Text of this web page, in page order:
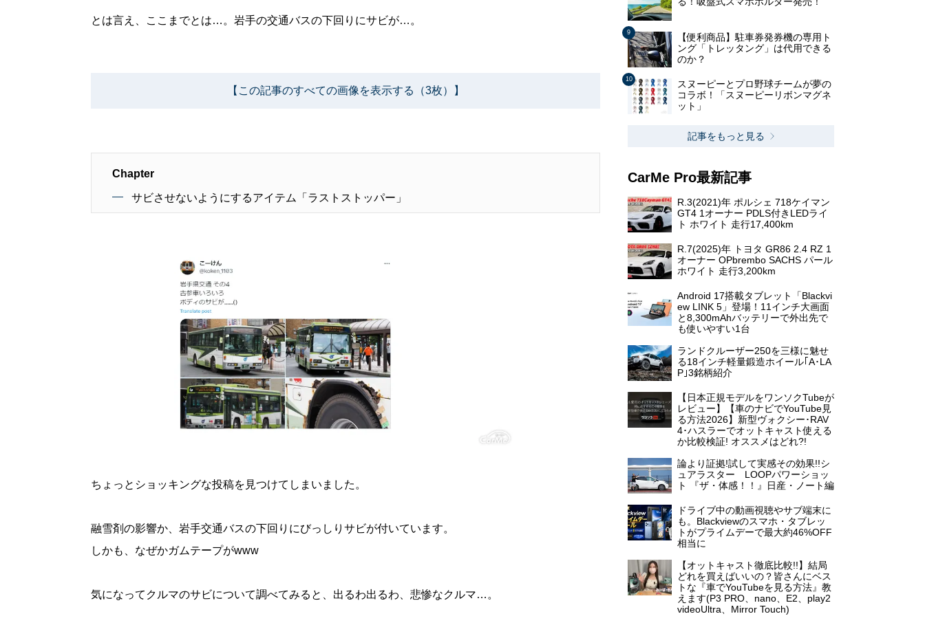
とは言え、ここまでとは…。岩手の交通バスの下回りにサビが…。
【この記事のすべての画像を表示する（3枚）】
Chapter
サビさせないようにするアイテム「ラストストッパー」
ちょっとショッキングな投稿を見つけてしまいました。
融雪剤の影響か、岩手交通バスの下回りにびっしりサビが付いています。
しかも、なぜかガムテープがwww
気になってクルマのサビについて調べてみると、出るわ出るわ、悲惨なクルマ…。
【便利商品】駐車券発券機の専用ト
ング「トレッタング」は代用できる
のか？
スヌーピーとプロ野球チームが夢の
コラボ！「スヌーピーリボンマグネ
ット」
記事をもっと見る
CarMe Pro最新記事
R.3(2021)年 ポルシェ 718ケイマン
GT4 1オーナー PDLS付きLEDライ
ト ホワイト 走行17,400km
R.7(2025)年 トヨタ GR86 2.4 RZ 1
オーナー OPbrembo SACHS パール
ホワイト 走行3,200km
Android 17搭載タブレット「Blackvi
ew LINK 5」登場！11インチ大画面
と8,300mAhバッテリーで外出先で
も使いやすい1台
ランドクルーザー250を三様に魅せ
る18インチ軽量鍛造ホイール｢A･LA
P｣3銘柄紹介
【日本正規モデルをワンソクTubeが
レビュー】【車のナビでYouTube見
る方法2026】新型ヴォクシー･RAV
4･ハスラーでオットキャスト使える
か比較検証! オススメはどれ?!
論より証拠!試して実感その効果!!シ
ュアラスター LOOPパワーショッ
ト 『ザ・体感！！』日産・ノート編
ドライブ中の動画視聴やサブ端末に
も。Blackviewのスマホ・タブレッ
トがプライムデーで最大約46%OFF
相当に
【オットキャスト徹底比較!!】結局
どれを買えばいいの？皆さんにベス
トな『車でYouTubeを見る方法』教
えます(P3 PRO、nano、E2、play2
videoUltra、Mirror Touch)